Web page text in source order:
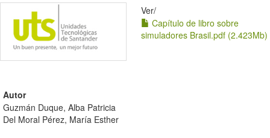
Ver/
Capítulo de libro sobre
simuladores Brasil.pdf (2.423Mb)
Autor
Guzmán Duque, Alba Patricia
Del Moral Pérez, María Esther